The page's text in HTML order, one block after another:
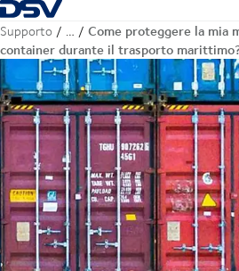
Torna alla pagina iniziale
Supporto …
Come proteggere la mia
container durante il trasporto